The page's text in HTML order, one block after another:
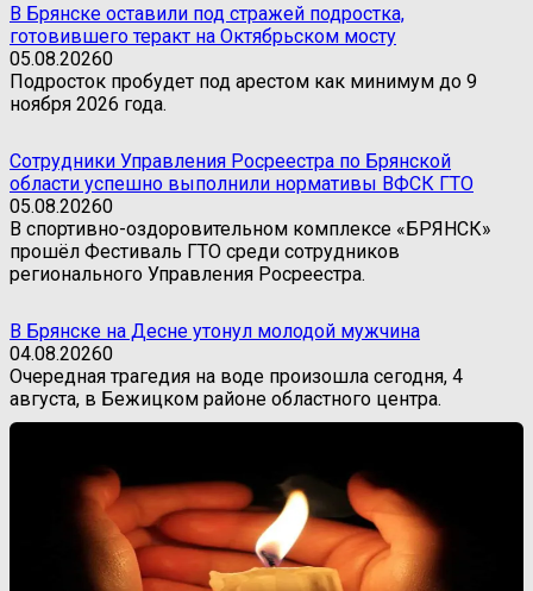
В Брянске оставили под стражей подростка,
готовившего теракт на Октябрьском мосту
05.08.20260
Подросток пробудет под арестом как минимум до 9
ноября 2026 года.
Сотрудники Управления Росреестра по Брянской
области успешно выполнили нормативы ВФСК ГТО
05.08.20260
В спортивно-оздоровительном комплексе «БРЯНСК»
прошёл Фестиваль ГТО среди сотрудников
регионального Управления Росреестра.
В Брянске на Десне утонул молодой мужчина
04.08.20260
Очередная трагедия на воде произошла сегодня, 4
августа, в Бежицком районе областного центра.